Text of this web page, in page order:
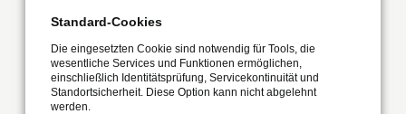
Standard-Cookies
Die eingesetzten Cookie sind notwendig für Tools, die
wesentliche Services und Funktionen ermöglichen,
einschließlich Identitätsprüfung, Servicekontinuität und
Standortsicherheit. Diese Option kann nicht abgelehnt
werden.